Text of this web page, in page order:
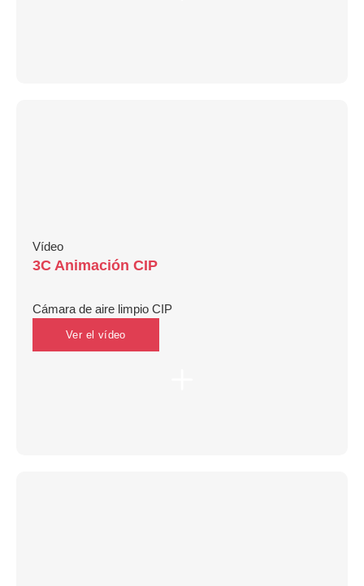
Vídeo
3C Animación CIP
Cámara de aire limpio CIP
Ver el vídeo